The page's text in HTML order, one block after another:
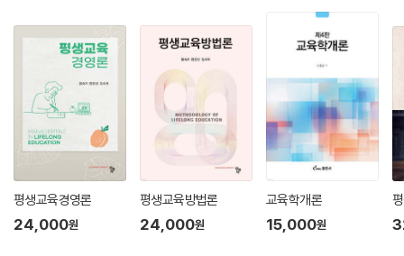
평생교육경영론
24,000원
평생교육방법론
24,000원
교육학개론
15,000원